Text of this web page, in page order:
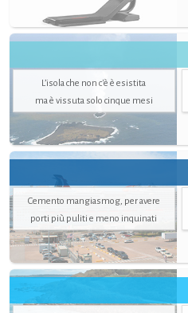
L’isola che non c'è è esistita
ma è vissuta solo cinque mesi
Cemento mangiasmog, per avere
porti più puliti e meno inquinati